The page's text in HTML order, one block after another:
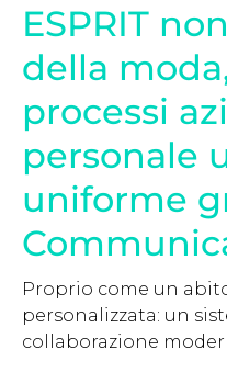
ESPRIT
della
processi
personale
uniforme
Proprio come un
personalizzata: un
collaborazione